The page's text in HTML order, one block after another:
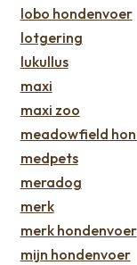
lobo hondenvoer
lotgering
lukullus
maxi
maxi zoo
meadowfield
medpets
meradog
merk
merk hondenvoer
mijn hondenvoer